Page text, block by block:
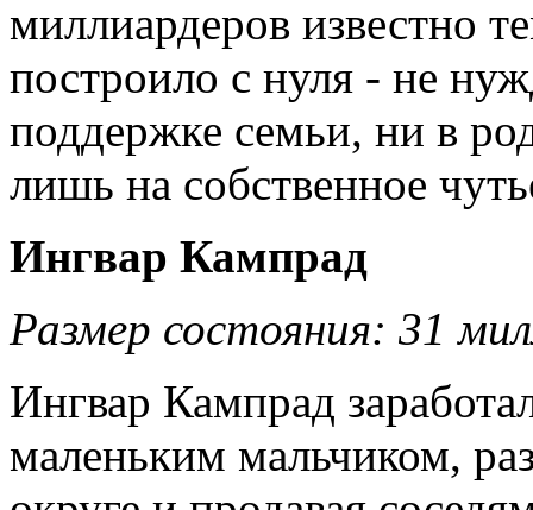
миллиардеров известно
построило с нуля - не
поддержке семьи, ни в
лишь на собственное
Ингвар Кампрад
Размер состояния: 31
Ингвар Кампрад
маленьким мальчиком,